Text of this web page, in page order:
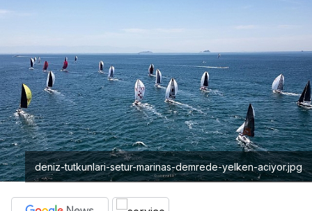
deniz-tutkunlari-setur-marinas-demrede-yelken-aciyor.jpg